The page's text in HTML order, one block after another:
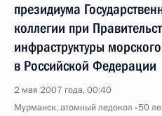
президиума
коллегии при
инфраструктуры
в Российской Федерации
2 мая 2007 года, 00:40
Мурманск, атомный ледокол «50